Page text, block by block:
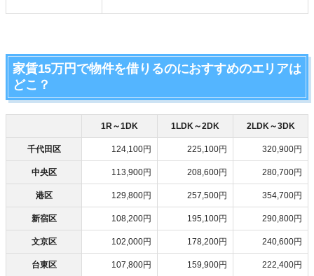
家賃15万円で物件を借りるのにおすすめのエリアは
どこ？
1R～1DK 1LDK～2DK 2LDK～3DK
千代田区 124,100円 225,100円 320,900円
中央区 113,900円 208,600円 280,700円
港区 129,800円 257,500円 354,700円
新宿区 108,200円 195,100円 290,800円
文京区 102,000円 178,200円 240,600円
台東区 107,800円 159,900円 222,400円